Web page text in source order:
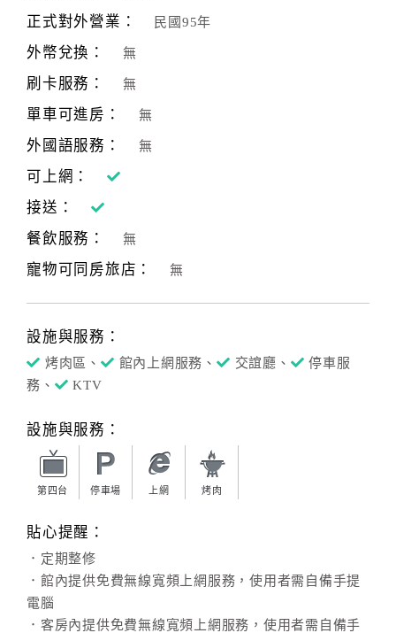
利
查
房
Q&A
卡
訂
房
正式對外營業： 民國95年
外幣兌換： 無
刷卡服務： 無
單車可進房： 無
外國語服務： 無
可上網：
接送：
餐飲服務：
無
寵物可同房旅店： 無
設施與服務：
烤肉區、 館內上網服務、 交誼廳、
停車服
務、
KTV
設施與服務：
第四台 停車場 上網 烤肉
貼心提醒：
．定期整修
．館內提供免費無線寬頻上網服務，使用者需自備手提
電腦
．客房內提供免費無線寬頻上網服務，使用者需自備手